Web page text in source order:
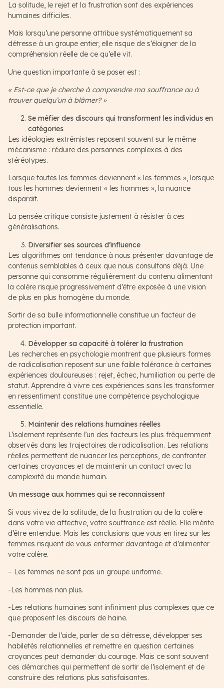
La solitude, le rejet et la frustration sont des expériences
humaines difficiles.
Mais lorsqu’une personne attribue systématiquement sa
détresse à un groupe entier, elle risque de s’éloigner de la
compréhension réelle de ce qu’elle vit.
Une question importante à se poser est :
« Est-ce que je cherche à comprendre ma souffrance ou à
trouver quelqu’un à blâmer? »
Se méfier des discours qui transforment les individus en
catégories
Les idéologies extrémistes reposent souvent sur le même
mécanisme : réduire des personnes complexes à des
stéréotypes.
Lorsque toutes les femmes deviennent « les femmes », lorsque
tous les hommes deviennent « les hommes », la nuance
disparaît.
La pensée critique consiste justement à résister à ces
généralisations.
Diversifier ses sources d’influence
Les algorithmes ont tendance à nous présenter davantage de
contenus semblables à ceux que nous consultons déjà. Une
personne qui consomme régulièrement du contenu alimentant
la colère risque progressivement d’être exposée à une vision
de plus en plus homogène du monde.
Sortir de sa bulle informationnelle constitue un facteur de
protection important.
Développer sa capacité à tolérer la frustration
Les recherches en psychologie montrent que plusieurs formes
de radicalisation reposent sur une faible tolérance à certaines
expériences douloureuses : rejet, échec, humiliation ou perte de
statut. Apprendre à vivre ces expériences sans les transformer
en ressentiment constitue une compétence psychologique
essentielle.
Maintenir des relations humaines réelles
L’isolement représente l’un des facteurs les plus fréquemment
observés dans les trajectoires de radicalisation. Les relations
réelles permettent de nuancer les perceptions, de confronter
certaines croyances et de maintenir un contact avec la
complexité du monde humain.
Un message aux hommes qui se reconnaissent
Si vous vivez de la solitude, de la frustration ou de la colère
dans votre vie affective, votre souffrance est réelle. Elle mérite
d’être entendue. Mais les conclusions que vous en tirez sur les
femmes risquent de vous enfermer davantage et d’alimenter
votre colère.
– Les femmes ne sont pas un groupe uniforme.
-Les hommes non plus.
-Les relations humaines sont infiniment plus complexes que ce
que proposent les discours de haine.
-Demander de l’aide, parler de sa détresse, développer ses
habiletés relationnelles et remettre en question certaines
croyances peut demander du courage. Mais ce sont souvent
ces démarches qui permettent de sortir de l’isolement et de
construire des relations plus satisfaisantes.